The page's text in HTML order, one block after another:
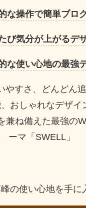
な操作で簡単ブロ
び気分が上がるデ
な使い心地の最強
やすさ、どんどん
おしゃれなデザイ
兼ね備えた最強の
ーマ「SWELL」
の使い心地を手に